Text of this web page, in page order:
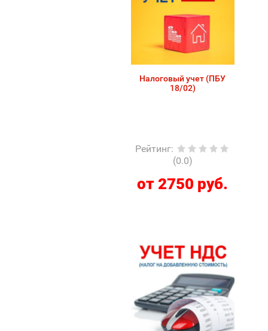
Налоговый учет (ПБУ
18/02)
Рейтинг:
(0.0)
от 2750 руб.